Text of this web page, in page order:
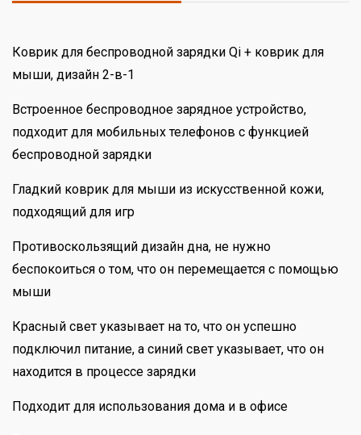
Коврик для беспроводной зарядки Qi + коврик для
мыши, дизайн 2-в-1
Встроенное беспроводное зарядное устройство,
подходит для мобильных телефонов с функцией
беспроводной зарядки
Гладкий коврик для мыши из искусственной кожи,
подходящий для игр
Противоскользящий дизайн дна, не нужно
беспокоиться о том, что он перемещается с помощью
мыши
Красный свет указывает на то, что он успешно
подключил питание, а синий свет указывает, что он
находится в процессе зарядки
Подходит для использования дома и в офисе